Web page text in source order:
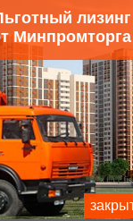
лизинг
Минпромторга